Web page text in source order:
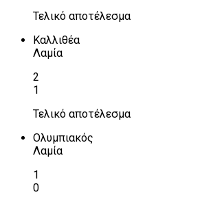
Τελικό αποτέλεσμα
Καλλιθέα
Λαμία
2
1
Τελικό αποτέλεσμα
Ολυμπιακός
Λαμία
1
0